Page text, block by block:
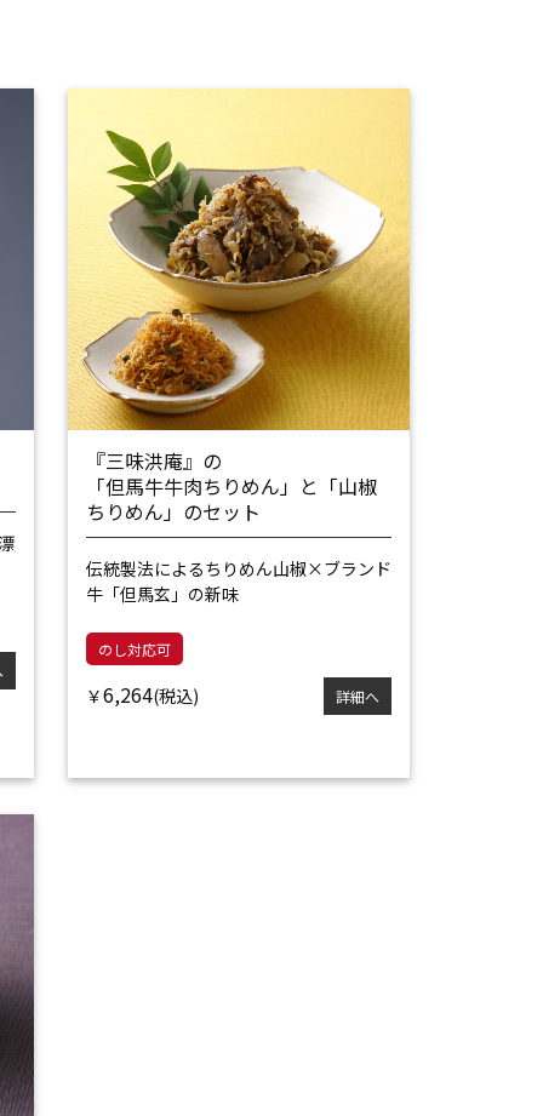
『三味洪庵』の
「但馬牛牛肉ちりめん」と「山椒
ちりめん」のセット
伝統製法によるちりめん山椒×ブランド
牛「但馬玄」の新味
のし対応可
￥6,264 詳細へ